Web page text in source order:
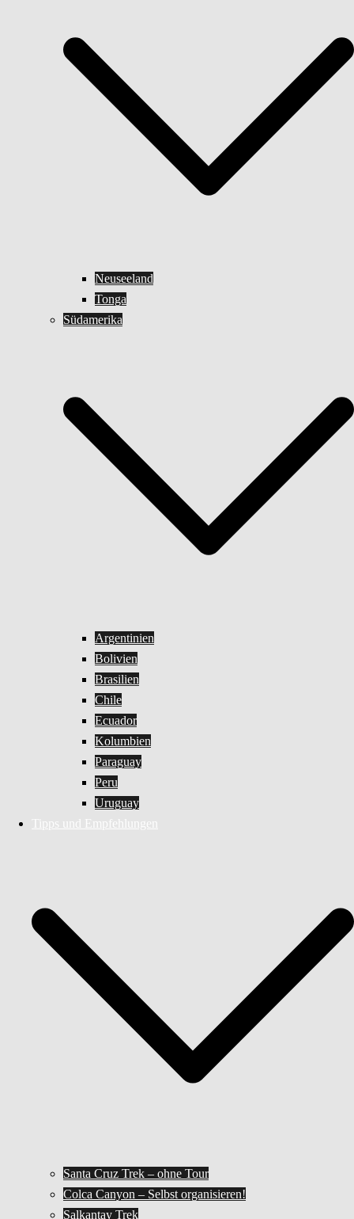
Neuseeland
Tonga
Südamerika
Argentinien
Bolivien
Brasilien
Chile
Ecuador
Kolumbien
Paraguay
Peru
Uruguay
Tipps und Empfehlungen
Santa Cruz Trek – ohne Tour
Colca Canyon – Selbst organisieren!
Salkantay Trek